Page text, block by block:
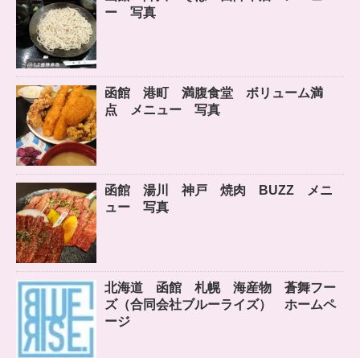
ー 写真
函館 港町 満腹食堂 ボリューム満
点 メニュー 写真
函館 湯川 神戸 焼肉 BUZZ メニ
ュー 写真
北海道 函館 札幌 海産物 蒼舞フー
ズ（合同会社ブルーライズ） ホームペ
ージ